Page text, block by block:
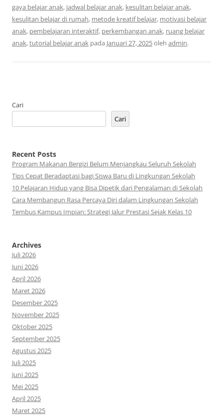
gaya belajar anak, jadwal belajar anak, kesulitan belajar anak,
kesulitan belajar di rumah, metode kreatif belajar, motivasi belajar
anak, pembelajaran interaktif, perkembangan anak, ruang belajar
anak,tutorial belajar anak pada Januari 27, 2025oleh admin.
Cari
Cari
Recent Posts
Program Makanan Bergizi Belum Menjangkau Seluruh Sekolah
Tips Cepat Beradaptasi bagi Siswa Baru di Lingkungan Sekolah
10 Pelajaran Hidup yang Bisa Dipetik dari Pengalaman di Sekolah
Cara Membangun Rasa Percaya Diri dalam Lingkungan Sekolah
Tembus Kampus Impian: Strategi Jalur Prestasi Sejak Kelas 10
Archives
Juli 2026
Juni 2026
April 2026
Maret 2026
Desember 2025
November 2025
Oktober 2025
September 2025
Agustus 2025
Juli 2025
Juni 2025
Mei 2025
April 2025
Maret 2025